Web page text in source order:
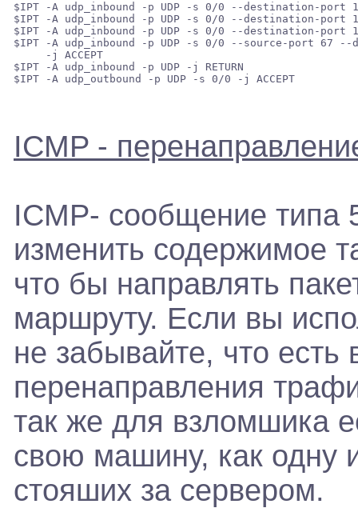
$IPT -A udp_inbound -p UDP -s 0/0 --destination-port
$IPT -A udp_inbound -p UDP -s 0/0 --destination-port
$IPT -A udp_inbound -p UDP -s 0/0 --destination-port
$IPT -A udp_inbound -p UDP -s 0/0 --source-port 67
     -j ACCEPT
$IPT -A udp_inbound -p UDP -j RETURN
ICMP -
ICMP- сообщение типа
изменить содержимое
что бы направлять
маршруту. Если вы
не забывайте, что есть
перенаправления
так же для взломшика
свою машину, как одну
стояших за сервером.